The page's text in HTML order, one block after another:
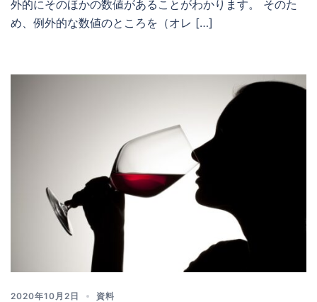
外的にそのほかの数値があることがわかります。 そのた
め、例外的な数値のところを（オレ […]
2020年10月2日 資料